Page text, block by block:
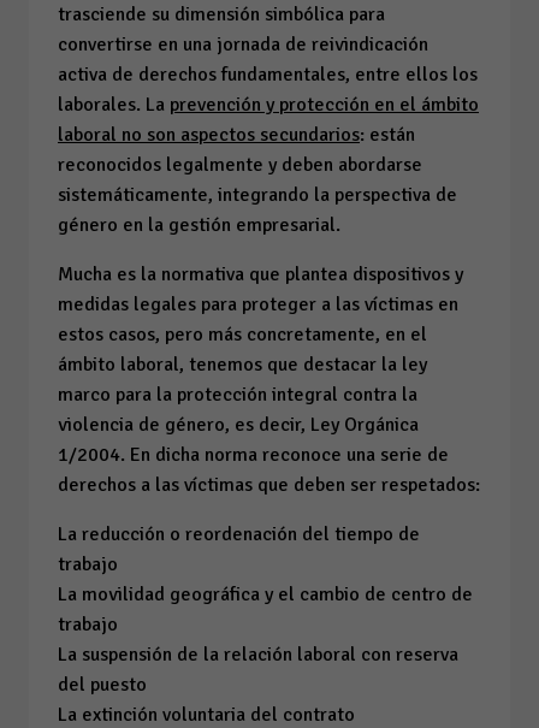
trasciende su dimensión simbólica para
convertirse en una jornada de reivindicación
activa de derechos fundamentales, entre ellos los
laborales. La prevención y protección en el ámbito
laboral no son aspectos secundarios: están
reconocidos legalmente y deben abordarse
sistemáticamente, integrando la perspectiva de
género en la gestión empresarial.
Mucha es la normativa que plantea dispositivos y
medidas legales para proteger a las víctimas en
estos casos, pero más concretamente, en el
ámbito laboral, tenemos que destacar la ley
marco para la protección integral contra la
violencia de género, es decir, Ley Orgánica
1/2004. En dicha norma reconoce una serie de
derechos a las víctimas que deben ser respetados:
La reducción o reordenación del tiempo de
trabajo
La movilidad geográfica y el cambio de centro de
trabajo
La suspensión de la relación laboral con reserva
del puesto
La extinción voluntaria del contrato